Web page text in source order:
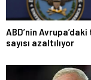
ABD’nin
sayısı azaltılıyor